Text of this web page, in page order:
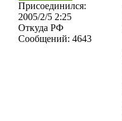
Присоединился:
2005/2/5 2:25
Откуда РФ
Сообщений: 4643